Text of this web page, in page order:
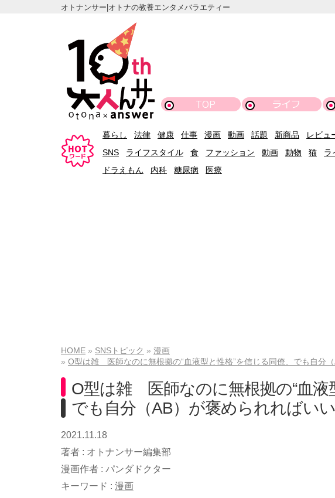
オトナンサー|オトナの教養エンタメバラエティー
TOP ライフ
暮らし 法律 健康 仕事 漫画 動画 話題 新商品
レビュ
SNS
ライフスタイル 食 ファッション 動画 動物 猫 ラ
ドラえもん
内科 糖尿病 医療
HOME SNSトピック
漫画
O型は雑 医師なのに無根拠の“血液型と性格”を信じる同僚、でも自分
O型は雑 医師なのに無根拠の“血液
でも自分（AB）が褒められればい
2021.11.18
著者 : オトナンサー編集部
漫画作者 : パンダドクター
キーワード : 漫画